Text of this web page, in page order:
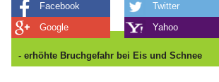
Facebook
Twitter
Google
Yahoo
- erhöhte Bruchgefahr bei Eis und Schnee